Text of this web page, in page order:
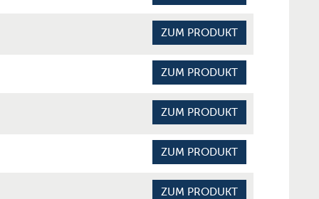
ZUM PRODUKT
ZUM PRODUKT
ZUM PRODUKT
ZUM PRODUKT
ZUM PRODUKT